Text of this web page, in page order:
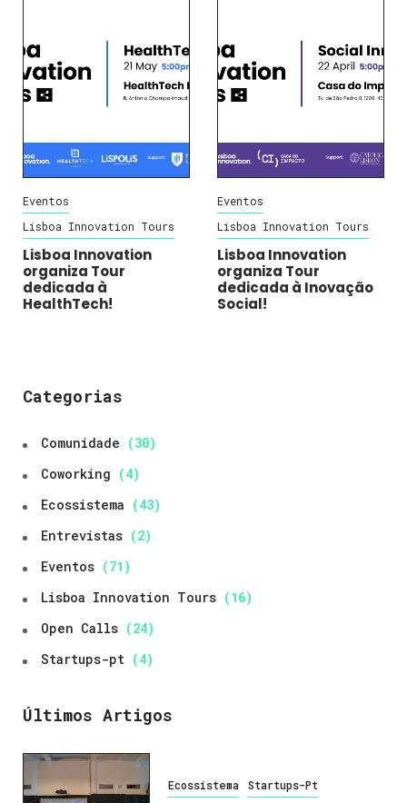
Eventos
Lisboa Innovation Tours
Lisboa Innovation
organiza Tour
dedicada à
HealthTech!
Eventos
Lisboa Innovation Tours
Lisboa Innovation
organiza Tour
dedicada à Inovação
Social!
Categorias
Comunidade (30)
Coworking (4)
Ecossistema (43)
Entrevistas (2)
Eventos (71)
Lisboa Innovation Tours (16)
Open Calls (24)
Startups-pt (4)
Últimos Artigos
Ecossistema Startups-Pt